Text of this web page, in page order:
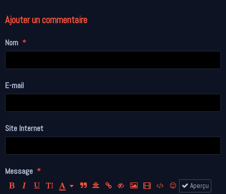
Ajouter un commentaire
Nom
E-mail
Site Internet
Message
Aperçu